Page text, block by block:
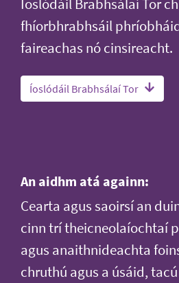
Íoslódáil Brabhsálaí Tor
fhíorbhrabhsáil
faireachas nó cinsireacht.
Íoslódáil Brabhsálaí Tor
An aidhm atá againn:
Cearta agus saoirsí an
cinn trí theicneolaíochtaí
agus anaithnideachta
chruthú agus a úsáid,